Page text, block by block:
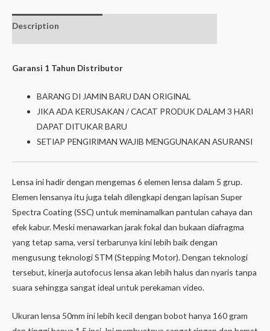
Description
Garansi 1 Tahun Distributor
BARANG DI JAMIN BARU DAN ORIGINAL
JIKA ADA KERUSAKAN / CACAT PRODUK DALAM 3 HARI
DAPAT DITUKAR BARU
SETIAP PENGIRIMAN WAJIB MENGGUNAKAN ASURANSI
Lensa ini hadir dengan mengemas 6 elemen lensa dalam 5 grup.
Elemen lensanya itu juga telah dilengkapi dengan lapisan Super
Spectra Coating (SSC) untuk meminamalkan pantulan cahaya dan
efek kabur. Meski menawarkan jarak fokal dan bukaan diafragma
yang tetap sama, versi terbarunya kini lebih baik dengan
mengusung teknologi STM (Stepping Motor). Dengan teknologi
tersebut, kinerja autofocus lensa akan lebih halus dan nyaris tanpa
suara sehingga sangat ideal untuk perekaman video.
Ukuran lensa 50mm ini lebih kecil dengan bobot hanya 160 gram